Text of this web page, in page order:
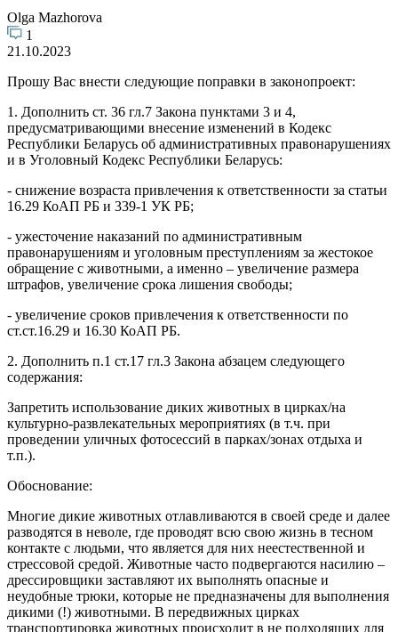
Olga Mazhorova
1
21.10.2023
Прошу Вас внести следующие поправки в законопроект:
1. Дополнить ст. 36 гл.7 Закона пунктами 3 и 4,
предусматривающими внесение изменений в Кодекс
Республики Беларусь об административных правонарушениях
и в Уголовный Кодекс Республики Беларусь:
- снижение возраста привлечения к ответственности за статьи
16.29 КоАП РБ и 339-1 УК РБ;
- ужесточение наказаний по административным
правонарушениям и уголовным преступлениям за жестокое
обращение с животными, а именно – увеличение размера
штрафов, увеличение срока лишения свободы;
- увеличение сроков привлечения к ответственности по
ст.ст.16.29 и 16.30 КоАП РБ.
2. Дополнить п.1 ст.17 гл.3 Закона абзацем следующего
содержания:
Запретить использование диких животных в цирках/на
культурно-развлекательных мероприятиях (в т.ч. при
проведении уличных фотосессий в парках/зонах отдыха и
т.п.).
Обоснование:
Многие дикие животных отлавливаются в своей среде и далее
разводятся в неволе, где проводят всю свою жизнь в тесном
контакте с людьми, что является для них неестественной и
стрессовой средой. Животные часто подвергаются насилию –
дрессировщики заставляют их выполнять опасные и
неудобные трюки, которые не предназначены для выполнения
дикими (!) животными. В передвижных цирках
транспортировка животных происходит в не подходящих для